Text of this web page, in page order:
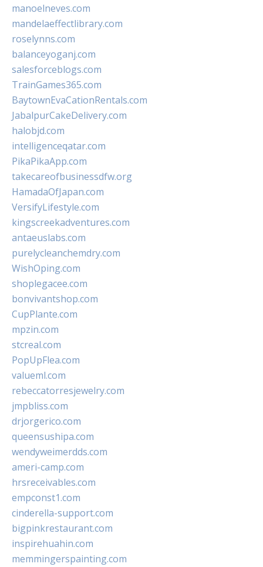
manoelneves.com
mandelaeffectlibrary.com
roselynns.com
balanceyoganj.com
salesforceblogs.com
TrainGames365.com
BaytownEvaCationRentals.com
JabalpurCakeDelivery.com
halobjd.com
intelligenceqatar.com
PikaPikaApp.com
takecareofbusinessdfw.org
HamadaOfJapan.com
VersifyLifestyle.com
kingscreekadventures.com
antaeuslabs.com
purelycleanchemdry.com
WishOping.com
shoplegacee.com
bonvivantshop.com
CupPlante.com
mpzin.com
stcreal.com
PopUpFlea.com
valueml.com
rebeccatorresjewelry.com
jmpbliss.com
drjorgerico.com
queensushipa.com
wendyweimerdds.com
ameri-camp.com
hrsreceivables.com
empconst1.com
cinderella-support.com
bigpinkrestaurant.com
inspirehuahin.com
memmingerspainting.com